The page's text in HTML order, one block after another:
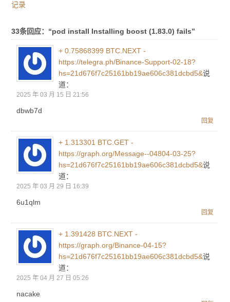
记录
33条回应：“pod install Installing boost (1.83.0) fails”
+ 0.75868399 BTC.NEXT -
https://telegra.ph/Binance-Support-02-18?
hs=21d676f7c25161bb19ae606c381dcbd5&说
道：
2025 年 03 月 15 日 21:56
dbwb7d
回复
+ 1.313301 BTC.GET -
https://graph.org/Message--04804-03-25?
hs=21d676f7c25161bb19ae606c381dcbd5&说
道：
2025 年 03 月 29 日 16:39
6u1qlm
回复
+ 1.391428 BTC.NEXT -
https://graph.org/Binance-04-15?
hs=21d676f7c25161bb19ae606c381dcbd5&说
道：
2025 年 04 月 27 日 05:26
nacake